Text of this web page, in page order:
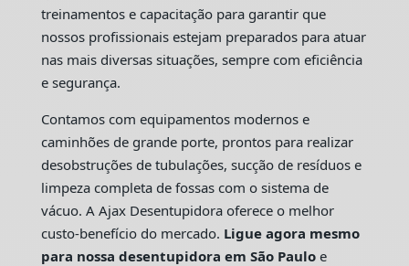
treinamentos e capacitação para garantir que
nossos profissionais estejam preparados para atuar
nas mais diversas situações, sempre com eficiência
e segurança.
Contamos com equipamentos modernos e
caminhões de grande porte, prontos para realizar
desobstruções de tubulações, sucção de resíduos e
limpeza completa de fossas com o sistema de
vácuo. A Ajax Desentupidora oferece o melhor
custo-benefício do mercado. Ligue agora mesmo
para nossa desentupidora em São Pauloe